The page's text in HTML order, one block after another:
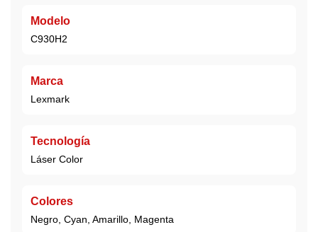
Modelo
C930H2
Marca
Lexmark
Tecnología
Láser Color
Colores
Negro, Cyan, Amarillo, Magenta